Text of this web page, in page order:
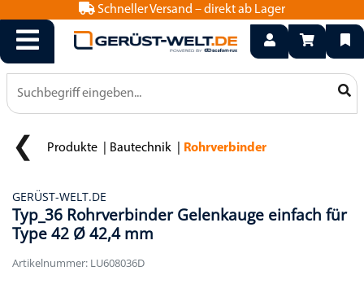
Schneller Versand – direkt ab Lager
0800 15 50 550
info@geruest-welt.de
Produkte Bautechnik Rohrverbinder
GERÜST-WELT.DE
Typ_36 Rohrverbinder Gelenkauge einfach für
Type 42 Ø 42,4 mm
Artikelnummer: LU608036D